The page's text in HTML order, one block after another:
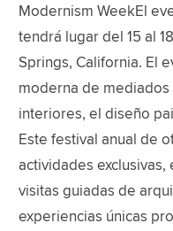
Modernism WeekEl
tendrá lugar del 15 al
Springs, California. El
moderna de
interiores, el diseño
Este festival anual de
actividades
visitas guiadas de
experiencias únicas